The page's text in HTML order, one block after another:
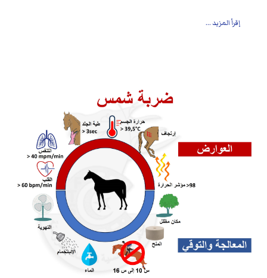
إقرأ المزيد ...